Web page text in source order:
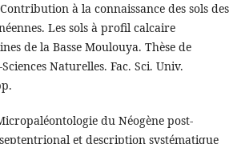
à la connaissance des sols des
Les sols à profil calcaire
de la Basse Moulouya. Thèse de
Naturelles. Fac. Sci. Univ.
du Néogène post-
et description systématique